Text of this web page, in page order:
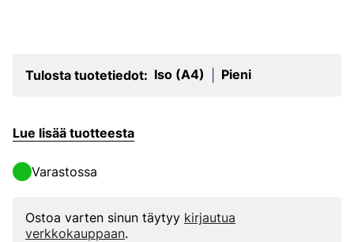
Tulosta tuotetiedot: Iso (A4) Pieni
Lue lisää tuotteesta
Varastossa
Ostoa varten sinun täytyy kirjautua
verkkokauppaan.